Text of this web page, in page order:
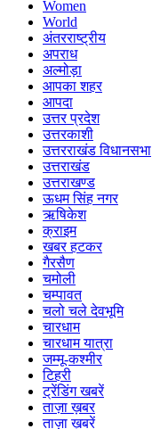
Women
World
अंतरराष्ट्रीय
अपराध
अल्मोड़ा
आपका शहर
आपदा
उत्तर प्रदेश
उत्तरकाशी
उत्तरराखंड विधानसभा
उत्तराखंड
उत्तराखण्ड
ऊधम सिंह नगर
ऋषिकेश
क्राइम
खबर हटकर
गैरसैण
चमोली
चम्पावत
चलो चले देवभूमि
चारधाम
चारधाम यात्रा
जम्मू-कश्मीर
टिहरी
ट्रेंडिंग खबरें
ताज़ा ख़बर
ताज़ा ख़बरें